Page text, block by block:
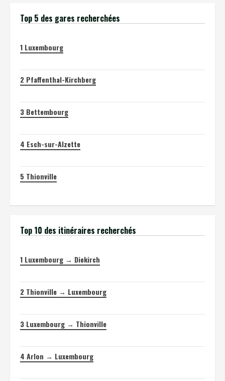
Top 5 des gares recherchées
1 Luxembourg
2 Pfaffenthal-Kirchberg
3 Bettembourg
4 Esch-sur-Alzette
5 Thionville
Top 10 des itinéraires recherchés
1 Luxembourg → Diekirch
2 Thionville → Luxembourg
3 Luxembourg → Thionville
4 Arlon → Luxembourg